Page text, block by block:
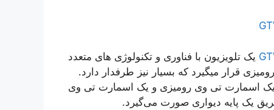
یک تلویزیون با فناوری و تکنولوژی های متعدد
قرار میگیرد که بسیار نیز طرفدار دارد.
یک اسمارت تی وی رومیزی و یک اسمارت تی وی
یک پایه دیواری صورت می‌گیرد.